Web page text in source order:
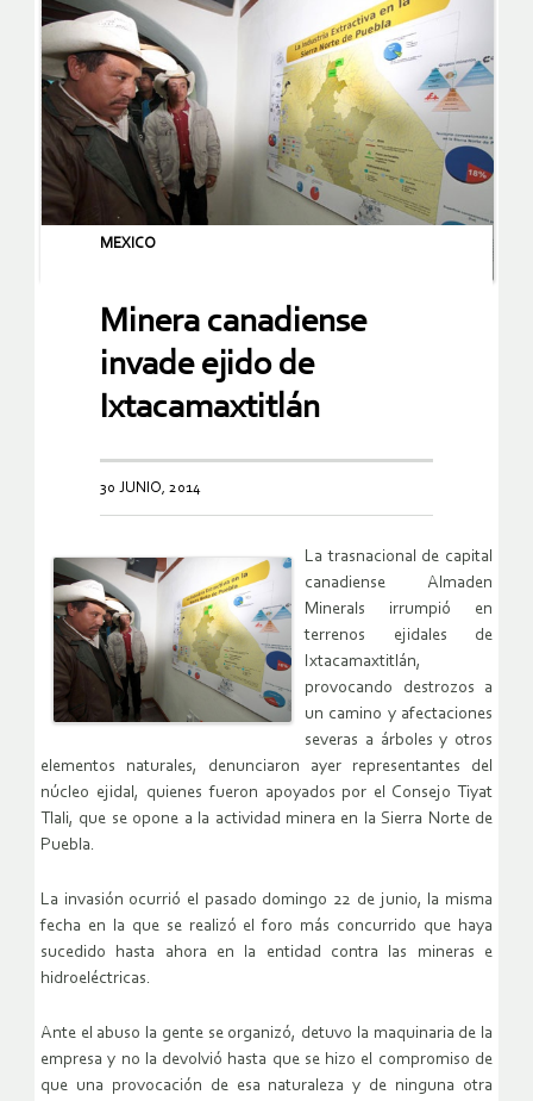
MEXICO
Minera canadiense
invade ejido de
Ixtacamaxtitlán
30 JUNIO, 2014
La trasnacional de capital
canadiense Almaden
Minerals irrumpió en
terrenos ejidales de
Ixtacamaxtitlán,
provocando destrozos a
un camino y afectaciones
severas a árboles y otros
elementos naturales, denunciaron ayer representantes del
núcleo ejidal, quienes fueron apoyados por el Consejo Tiyat
Tlali, que se opone a la actividad minera en la Sierra Norte de
Puebla.
La invasión ocurrió el pasado domingo 22 de junio, la misma
fecha en la que se realizó el foro más concurrido que haya
sucedido hasta ahora en la entidad contra las mineras e
hidroeléctricas.
Ante el abuso la gente se organizó, detuvo la maquinaria de la
empresa y no la devolvió hasta que se hizo el compromiso de
que una provocación de esa naturaleza y de ninguna otra